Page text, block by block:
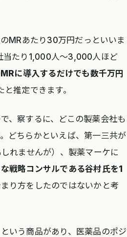
MRあたり30万円だっといいま
当たり1,000人～3,000人ほど
に導入するだけでも数千万円
と推定できます。
、察するに、どこの製薬会社も
どちらかといえば、第一三共が
れませんが）、製薬マーケに
戦略コンサルである谷村氏を1
り方をしたのではないかと考
いう商品があり、医薬品のポジ